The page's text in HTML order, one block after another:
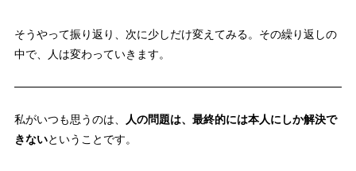
そうやって振り返り、次に少しだけ変えてみる。その繰り返しの
中で、人は変わっていきます。
私がいつも思うのは、
人の問題は、最終的には本人にしか解決で
きないということです。